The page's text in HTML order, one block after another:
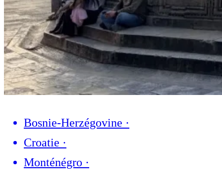
Bosnie-Herzégovine ·
Croatie ·
Monténégro ·